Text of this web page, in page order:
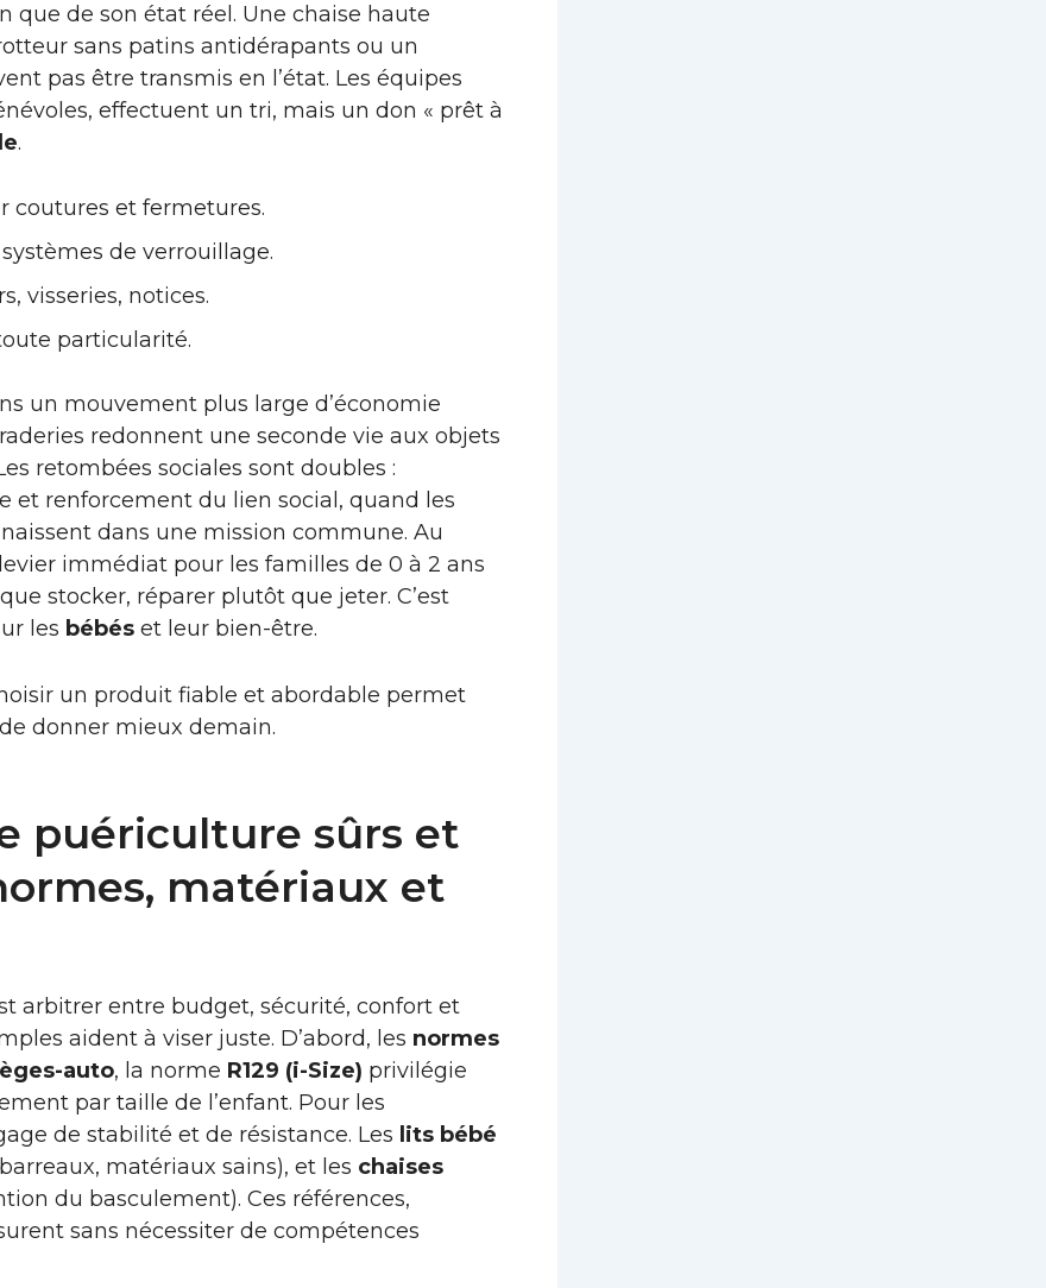
de son état réel. Une chaise haute
sans patins antidérapants ou un
pas être transmis en l’état. Les équipes
effectuent un tri, mais un don « prêt à
.
coutures et fermetures.
de verrouillage.
visseries, notices.
particularité.
un mouvement plus large d’économie
redonnent une seconde vie aux objets
retombées sociales sont doubles :
renforcement du lien social, quand les
dans une mission commune. Au
immédiat pour les familles de 0 à 2 ans
stocker, réparer plutôt que jeter. C’est
les bébés et leur bien-être.
un produit fiable et abordable permet
donner mieux demain.
puériculture sûrs et
matériaux et
arbitrer entre budget, sécurité, confort et
aident à viser juste. D’abord, les normes
auto, la norme R129 (i-Size) privilégie
par taille de l’enfant. Pour les
de stabilité et de résistance. Les lits bébé
matériaux sains), et les chaises
du basculement). Ces références,
sans nécessiter de compétences